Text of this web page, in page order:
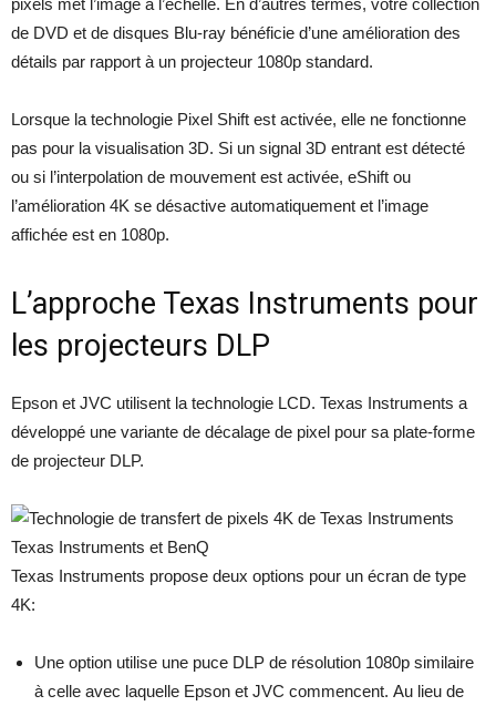
pixels met l’image à l’échelle. En d’autres termes, votre collection
de DVD et de disques Blu-ray bénéficie d’une amélioration des
détails par rapport à un projecteur 1080p standard.
Lorsque la technologie Pixel Shift est activée, elle ne fonctionne
pas pour la visualisation 3D. Si un signal 3D entrant est détecté
ou si l’interpolation de mouvement est activée, eShift ou
l’amélioration 4K se désactive automatiquement et l’image
affichée est en 1080p.
L’approche Texas Instruments pour
les projecteurs DLP
Epson et JVC utilisent la technologie LCD. Texas Instruments a
développé une variante de décalage de pixel pour sa plate-forme
de projecteur DLP.
Texas Instruments et BenQ
Texas Instruments propose deux options pour un écran de type
4K:
Une option utilise une puce DLP de résolution 1080p similaire
à celle avec laquelle Epson et JVC commencent. Au lieu de